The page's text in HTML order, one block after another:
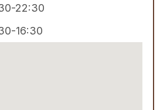
22:30
16:30